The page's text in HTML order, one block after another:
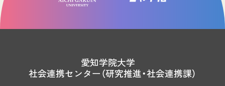
愛知学院大学
社会連携センター（研究推進・社会連携課）